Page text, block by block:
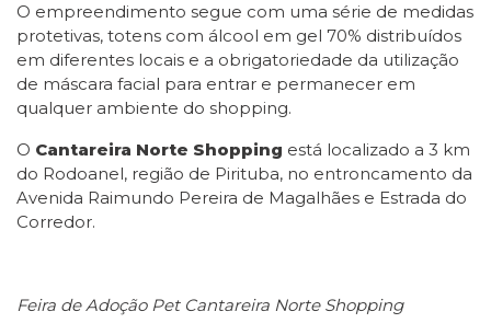
O empreendimento segue com uma série de medidas
protetivas, totens com álcool em gel 70% distribuídos
em diferentes locais e a obrigatoriedade da utilização
de máscara facial para entrar e permanecer em
qualquer ambiente do shopping.
O Cantareira Norte Shopping está localizado a 3 km
do Rodoanel, região de Pirituba, no entroncamento da
Avenida Raimundo Pereira de Magalhães e Estrada do
Corredor.
Feira de Adoção Pet Cantareira Norte Shopping